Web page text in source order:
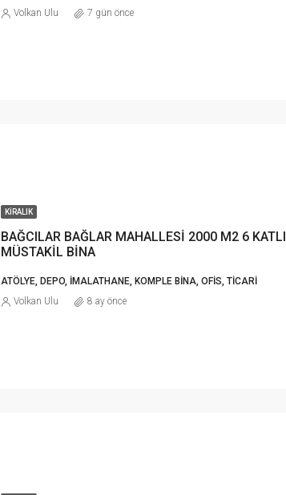
Volkan Ulu 7 gün önce
KIRALIK
BAĞCILAR BAĞLAR MAHALLESİ 2000 M2 6 KATLI
MÜSTAKİL BİNA
ATÖLYE, DEPO, İMALATHANE, KOMPLE BINA, OFIS, TICARI
Volkan Ulu 8 ay önce